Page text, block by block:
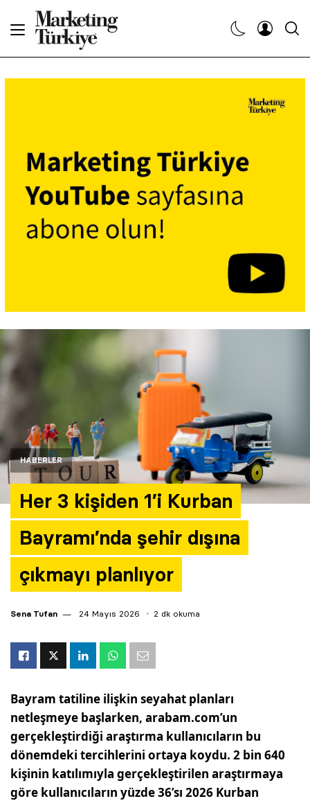
HABERLER
Her 3 kişiden 1’i Kurban
Bayramı’nda şehir dışına
çıkmayı planlıyor
Sena Tufan 24 Mayıs 2026 2 dk okuma
Bayram tatiline ilişkin seyahat planları
netleşmeye başlarken, arabam.com’un
gerçekleştirdiği araştırma kullanıcıların bu
dönemdeki tercihlerini ortaya koydu. 2 bin 640
kişinin katılımıyla gerçekleştirilen araştırmaya
göre kullanıcıların yüzde 36’sı 2026 Kurban
Dergiler
Etkinlikler
Araştırma